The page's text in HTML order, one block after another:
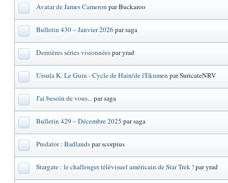
Avatar de James Cameronpar Buckaroo
Bulletin 430 – Janvier 2026par saga
Dernières séries visionnéespar yrad
Ursula K. Le Guin - Cycle de Hain/de l'Ekumenpar SuricateNRV
J'ai besoin de vous...par saga
Bulletin 429 – Décembre 2025 par saga
Predator : Badlandspar scorpius
Stargate : le challenger télévisuel américain de Star Trek !par yrad